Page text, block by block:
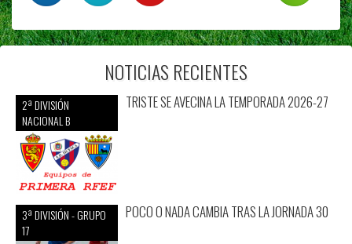
NOTICIAS RECIENTES
2ª DIVISIÓN
NACIONAL B
TRISTE SE AVECINA LA TEMPORADA 2026-27
3ª DIVISIÓN - GRUPO
17
POCO O NADA CAMBIA TRAS LA JORNADA 30